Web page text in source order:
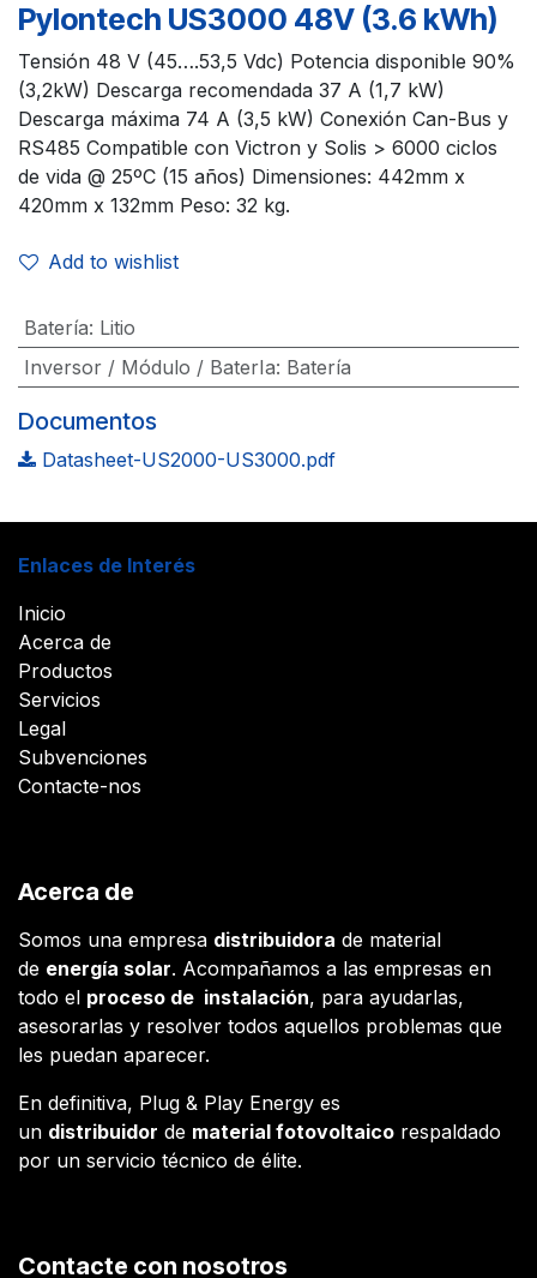
Pylontech US3000 48V (3.6 kWh)
Tensión 48 V (45….53,5 Vdc) Potencia disponible 90%
(3,2kW) Descarga recomendada 37 A (1,7 kW)
Descarga máxima 74 A (3,5 kW) Conexión Can-Bus y
RS485 Compatible con Victron y Solis > 6000 ciclos
de vida @ 25ºC (15 años) Dimensiones: 442mm x
420mm x 132mm Peso: 32 kg.
Add to wishlist
Batería: Litio
Inversor / Módulo / BaterIa: Batería
Documentos
Datasheet-US2000-US3000.pdf
Enlaces de Interés
Inicio
Acerca de
Productos
Servicios
Legal
Subvenciones
Contacte-nos
Acerca de
Somos una empresa distribuidora de material
de energía solar. Acompañamos a las empresas en
todo el proceso de instalación, para ayudarlas,
asesorarlas y resolver todos aquellos problemas que
les puedan aparecer.
En definitiva, Plug & Play Energy es
un distribuidor de material fotovoltaico respaldado
por un servicio técnico de élite.
Contacte con nosotros